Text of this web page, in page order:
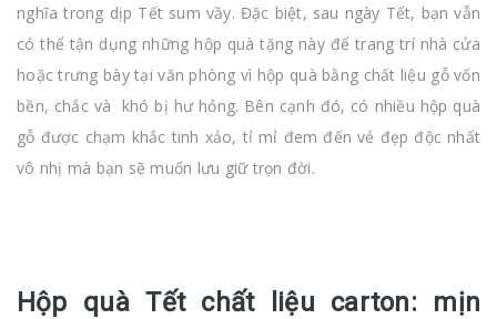
nghĩa trong dịp Tết sum vầy. Đặc biệt, sau ngày Tết, bạn vẫn
có thể tận dụng những hộp quà tặng này để trang trí nhà cửa
hoặc trưng bày tại văn phòng vì hộp quà bằng chất liệu gỗ vốn
bền, chắc và khó bị hư hỏng. Bên cạnh đó, có nhiều hộp quà
gỗ được chạm khắc tinh xảo, tỉ mỉ đem đến vẻ đẹp độc nhất
vô nhị mà bạn sẽ muốn lưu giữ trọn đời.
Hộp quà Tết chất liệu carton: mịn